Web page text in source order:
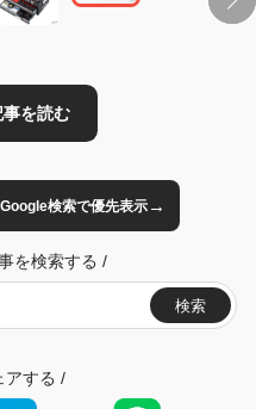
検索で優先表示→
を検索する /
検索
アする /